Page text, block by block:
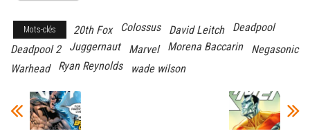
Mots-clés 20th Fox Colossus David Leitch
Deadpool
Deadpool 2
Juggernaut Marvel Morena Baccarin
Negasonic
Warhead
Ryan Reynolds wade wilson